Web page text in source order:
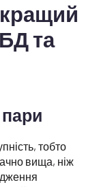
та
тобто
вища, ніж